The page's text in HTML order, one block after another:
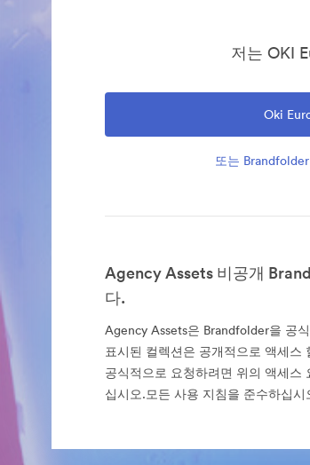
저는 OKI
Oki
또는
Agency Assets 비공개
다.
Agency Assets은 Brandfolder을 공
표시된 컬렉션은 공개적으로 액세스
공식적으로 요청하려면 위의 액세스
십시오.모든 사용 지침을 준수하십시